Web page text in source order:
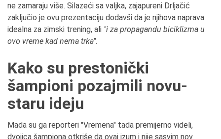
ne zamaraju više. Silazeći sa valjka, zajapureni Drljačić
zaključio je ovu prezentaciju dodavši da je njihova naprava
idealna za zimski trening, ali "i za propagandu biciklizma u
ovo vreme kad nema trka".
Kako su prestonički
šampioni pozajmili novu-
staru ideju
Mada su ga reporteri "Vremena" tada premijerno videli,
dvojica šampiona otkriše da ovaj izum i nije sasvim nov.